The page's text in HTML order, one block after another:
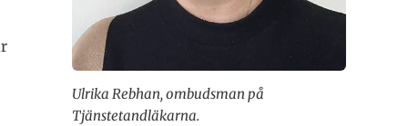
Ulrika Rebhan, ombudsman på
Tjänstetandläkarna.